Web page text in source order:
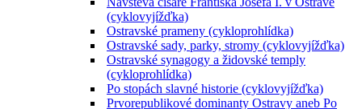
(cyklovyjížďka)
Ostravské prameny (cykloprohlídka)
Ostravské sady, parky, stromy (cyklovyjížďka)
Ostravské synagogy a židovské temply
(cykloprohlídka)
Po stopách slavné historie (cyklovyjížďka)
Prvorepublikové dominanty Ostravy aneb Po